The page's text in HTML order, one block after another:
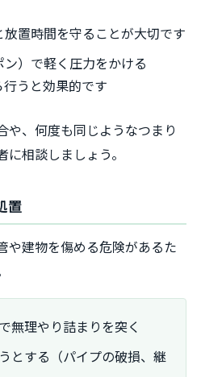
置時間を守ることが大切です
）で軽く圧力をかける
うと効果的です
や、何度も同じようなつまり
相談しましょう。
置
や建物を傷める危険があるた
無理やり詰まりを突く
とする（パイプの破損、継